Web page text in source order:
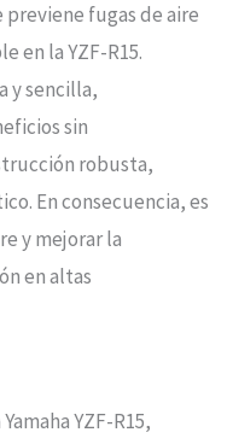
previene fugas de aire
en la YZF-R15.
y sencilla,
sin
robusta,
En consecuencia, es
y mejorar la
en altas
YZF-R15,